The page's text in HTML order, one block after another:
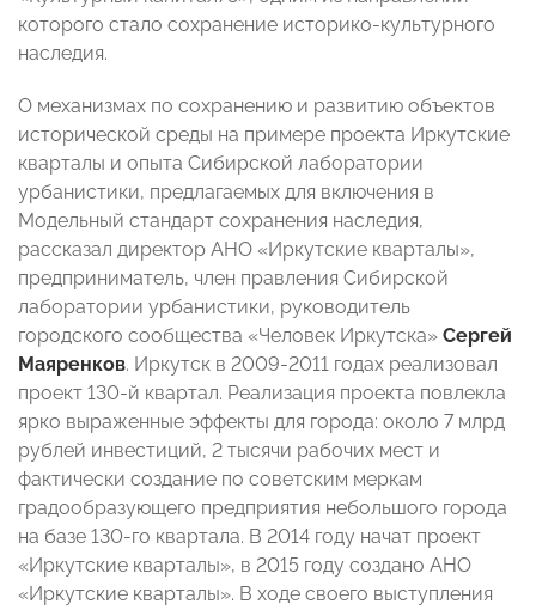
которого стало сохранение историко-культурного
наследия.
О механизмах по сохранению и развитию объектов
исторической среды на примере проекта Иркутские
кварталы и опыта Сибирской лаборатории
урбанистики, предлагаемых для включения в
Модельный стандарт сохранения наследия,
рассказал директор АНО «Иркутские кварталы»,
предприниматель, член правления Сибирской
лаборатории урбанистики, руководитель
городского сообщества «Человек Иркутска» Сергей
Маяренков. Иркутск в 2009-2011 годах реализовал
проект 130-й квартал. Реализация проекта повлекла
ярко выраженные эффекты для города: около 7 млрд
рублей инвестиций, 2 тысячи рабочих мест и
фактически создание по советским меркам
градообразующего предприятия небольшого города
на базе 130-го квартала. В 2014 году начат проект
«Иркутские кварталы», в 2015 году создано АНО
«Иркутские кварталы». В ходе своего выступления